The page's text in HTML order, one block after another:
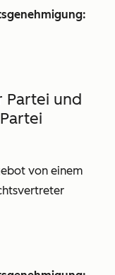
Partei und
von einem